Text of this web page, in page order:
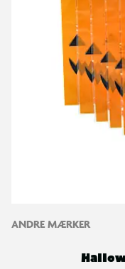
ANDRE MÆRKER